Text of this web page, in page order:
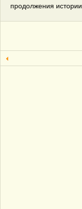
продолжения истории.